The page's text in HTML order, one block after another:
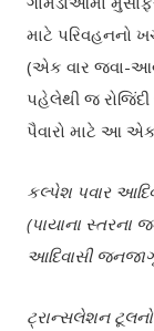
માટે પરિવહનનો
(એક વાર જવા-
પહેલેથી જ રોજિંદી
પૈવારો માટે આ
કલ્પેશ પવાર
(પાયાના સ્તરના
આદિવાસી
ટ્રાન્સલેશન